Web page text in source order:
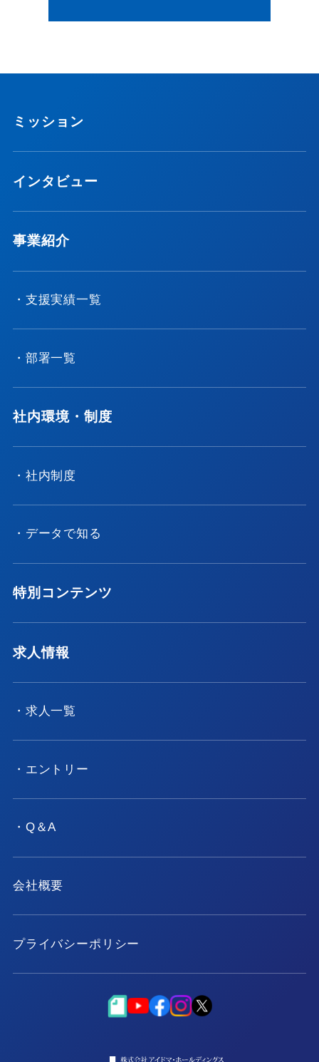
ミッション
インタビュー
事業紹介
・支援実績一覧
・部署一覧
社内環境・制度
・社内制度
・データで知る
特別コンテンツ
求人情報
・求人一覧
・エントリー
・Q＆A
会社概要
プライバシーポリシー